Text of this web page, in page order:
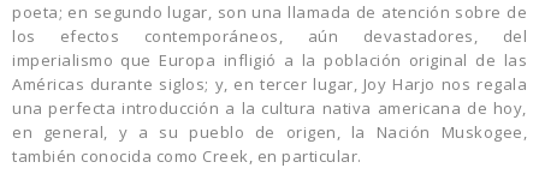
poeta; en segundo lugar, son una llamada de atención sobre de
los efectos contemporáneos, aún devastadores, del
imperialismo que Europa infligió a la población original de las
Américas durante siglos; y, en tercer lugar, Joy Harjo nos regala
una perfecta introducción a la cultura nativa americana de hoy,
en general, y a su pueblo de origen, la Nación Muskogee,
también conocida como Creek, en particular.